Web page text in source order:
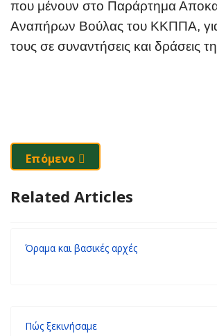
που μένουν στο Παράρτημα
Αναπήρων Βούλας του ΚΚΠΠΑ,
τους σε συναντήσεις και δράσεις
Επόμενο Άρθρο: Συνεργασίες
Επόμενο
Related Articles
Όραμα και βασικές αρχές
Πώς ξεκινήσαμε